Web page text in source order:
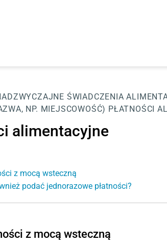
ŚWIADCZENIA
NP. MIEJSCOWOŚĆ) PŁATNOŚCI
alimentacyjne
z mocą wsteczną
podać jednorazowe płatności?
z mocą wsteczną